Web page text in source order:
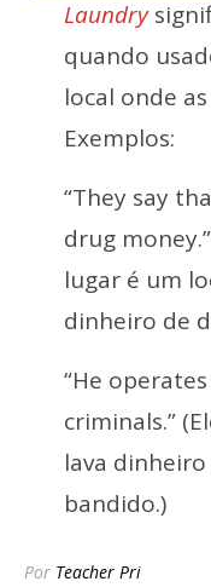
Laundry
quando
local onde
Exemplos:
“They say
drug
lugar é um
dinheiro de
“He operates
criminals.”
lava
bandido.)
Por Teacher Pri